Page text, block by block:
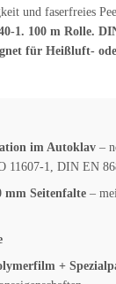
und faserfreies
1. 100 m Rolle.
für Heißluft-
im Autoklav –
11607-1, DIN EN
mm Seitenfalte –
+